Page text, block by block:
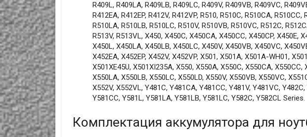
R409L, R409LA, R409LB, R409LC, R409V, R409VB, R409VC,
R412EA, R412EP, R412V, R412VP, R510, R510C, R510CA, R510CC,
R510LA, R510LB, R510LC, R510V, R510VB, R510VC, R512C,
R513V, R513VL, X450, X450C, X450CA, X450CC, X450CP, X450E,
X450L, X450LA, X450LB, X450LC, X450V, X450VB, X450VC,
X452EA, X452EP, X452V, X452VP, X501, X501A, X501A-WH01,
X501XE45U, X501XI235A, X550, X550A, X550C, X550CA, X550CC,
X550LA, X550LB, X550LC, X550LD, X550V, X550VB, X550VC,
X552V, X552VL, Y481C, Y481CA, Y481CC, Y481V, Y481VC,
Y581CC, Y581L, Y581LA, Y581LB, Y581LC, Y582C, Y582CL Series.
Комплектация аккумулятора для